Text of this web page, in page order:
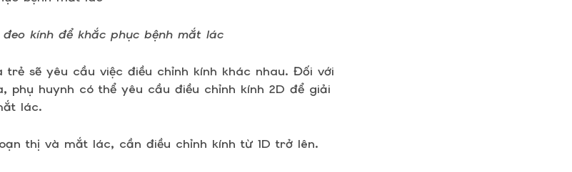
đeo kính để khắc phục bệnh mắt lác
trẻ sẽ yêu cầu việc điều chỉnh kính khác nhau. Đối với
phụ huynh có thể yêu cầu điều chỉnh kính 2D để giải
lác.
thị và mắt lác, cần điều chỉnh kính từ 1D trở lên.